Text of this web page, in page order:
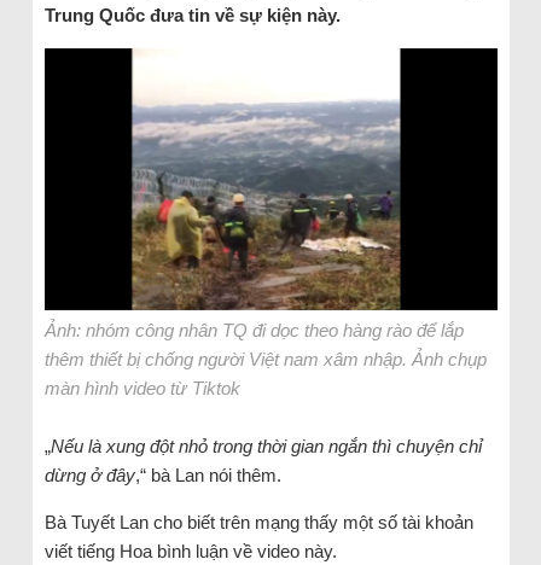
Trung Quốc đưa tin về sự kiện này.
Ảnh: nhóm công nhân TQ đi dọc theo hàng rào để lắp
thêm thiết bị chống người Việt nam xâm nhập. Ảnh chụp
màn hình video từ Tiktok
„Nếu là xung đột nhỏ trong thời gian ngắn thì chuyện chỉ
dừng ở đây,“ bà Lan nói thêm.
Bà Tuyết Lan cho biết trên mạng thấy một số tài khoản
viết tiếng Hoa bình luận về video này.